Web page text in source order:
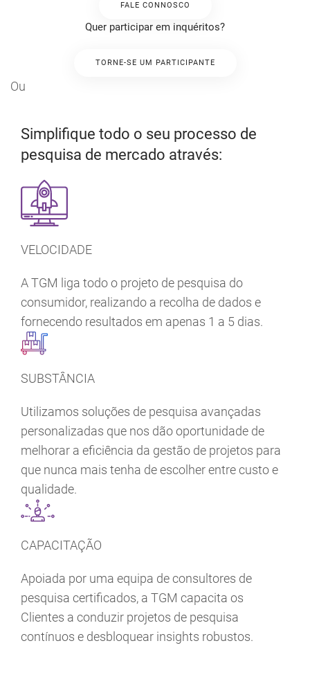
FALE CONNOSCO
Quer participar em inquéritos?
TORNE-SE UM PARTICIPANTE
Ou
Simplifique todo o seu processo de
pesquisa de mercado através:
VELOCIDADE
A TGM liga todo o projeto de pesquisa do
consumidor, realizando a recolha de dados e
fornecendo resultados em apenas 1 a 5 dias.
SUBSTÂNCIA
Utilizamos soluções de pesquisa avançadas
personalizadas que nos dão oportunidade de
melhorar a eficiência da gestão de projetos para
que nunca mais tenha de escolher entre custo e
qualidade.
CAPACITAÇÃO
Apoiada por uma equipa de consultores de
pesquisa certificados, a TGM capacita os
Clientes a conduzir projetos de pesquisa
contínuos e desbloquear insights robustos.